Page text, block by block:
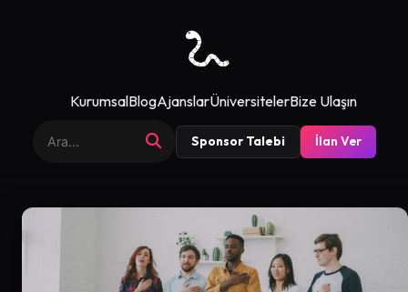
KurumsalBlogAjanslarÜniversitelerBize Ulaşın
Sponsor Talebi İlan Ver